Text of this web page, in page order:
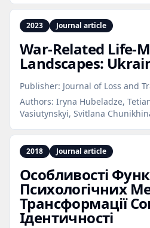
2023 Journal article
War‑Related
Landscapes:
Publisher: Journal of Loss and
Authors: Iryna Hubeladze,
Vasiutynskyi, Svitlana
2018 Journal article
Особливості
Психологічних
Трансформації
Ідентичності